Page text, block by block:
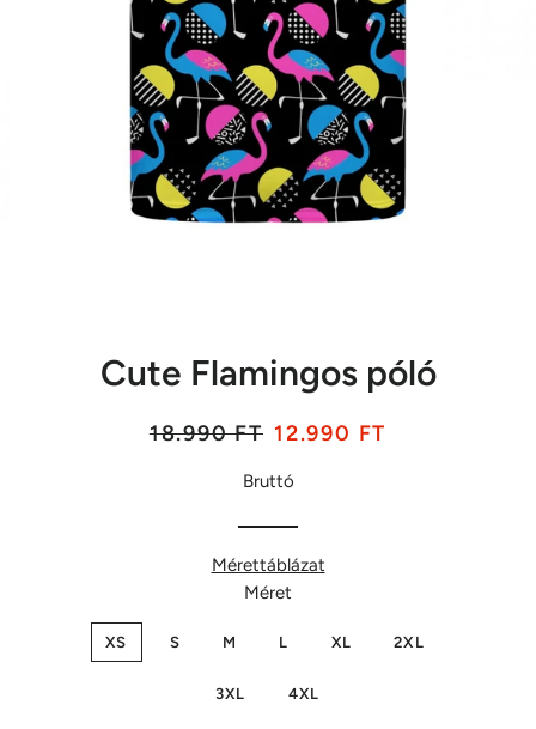
Cute Flamingos póló
Listaár
18.990 FT Akciós
12.990 FT
Bruttó
Mérettáblázat
Méret
XS S M L XL 2XL
3XL 4XL